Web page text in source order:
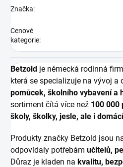
Značka:
Cenové
kategorie:
Betzold je německá rodinná
která se specializuje na vývoj a
pomůcek, školního vybavení a
sortiment čítá více než 100 000
školy, školky, jesle, ale i
Produkty značky Betzold jsou
odpovídaly potřebám učitelů,
Důraz je kladen na kvalitu,